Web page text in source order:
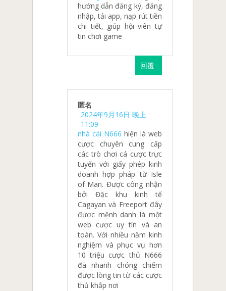
hướng dẫn đăng ký, đăng
nhập, tải app, nạp rút tiền
chi tiết, giúp hội viên tự
tin chơi game
回覆
匿名
2024年9月16日 晚上
11:09
nhà cái N666 hiện là web
cược chuyên cung cấp
các trò chơi cá cược trực
tuyến với giấy phép kinh
doanh hợp pháp từ Isle
of Man. Được công nhận
bởi Đặc khu kinh tế
Cagayan và Freeport đây
được mệnh danh là một
web cược uy tín và an
toàn. Với nhiều năm kinh
nghiệm và phục vụ hơn
10 triệu cược thủ N666
đã nhanh chóng chiếm
được lòng tin từ các cược
thủ khắp nơi